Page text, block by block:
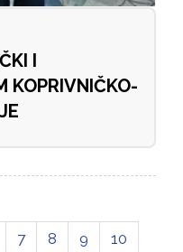
I
KOPRIVNIČKO-
7 8 9 10